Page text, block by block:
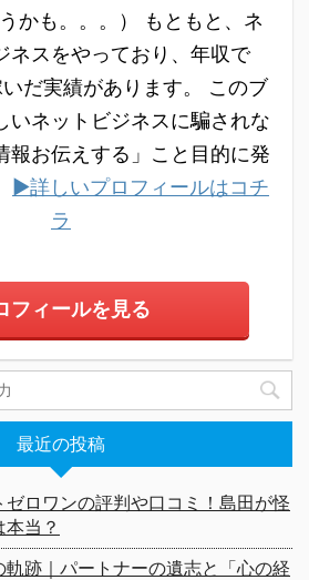
かも。。。） もともと、ネ
ネスをやっており、年収で
だ実績があります。 このブ
いネットビジネスに騙されな
報お伝えする」こと目的に発
▶詳しいプロフィールはコチ
ラ
フィールを見る
最近の投稿
ロワンの評判や口コミ！島田が怪
当？
跡｜パートナーの遺志と「心の経